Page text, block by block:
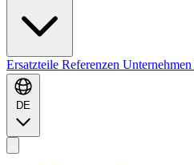
Ersatzteile Referenzen Unternehmen
DE